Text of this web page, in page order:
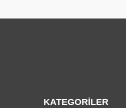
KATEGORİLER